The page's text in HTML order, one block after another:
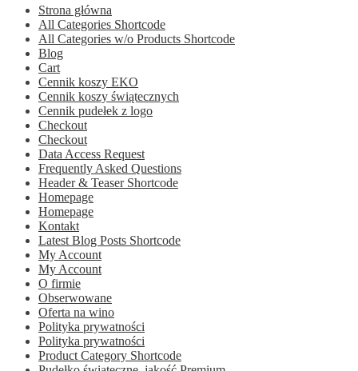
Strona główna
All Categories Shortcode
All Categories w/o Products Shortcode
Blog
Cart
Cennik koszy EKO
Cennik koszy świątecznych
Cennik pudełek z logo
Checkout
Checkout
Data Access Request
Frequently Asked Questions
Header & Teaser Shortcode
Homepage
Homepage
Kontakt
Latest Blog Posts Shortcode
My Account
My Account
O firmie
Obserwowane
Oferta na wino
Polityka prywatności
Polityka prywatności
Product Category Shortcode